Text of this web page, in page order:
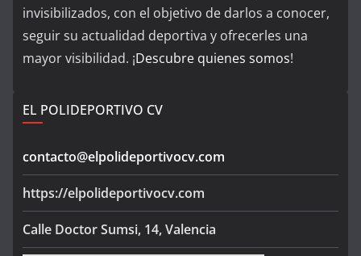
invisibilizados, con el objetivo de darlos a conocer,
seguir su actualidad deportiva y ofrecerles una
mayor visibilidad. ¡Descubre quienes somos!
EL POLIDEPORTIVO CV
contacto@elpolideportivocv.com
https://elpolideportivocv.com
Calle Doctor Sumsi, 14, Valencia